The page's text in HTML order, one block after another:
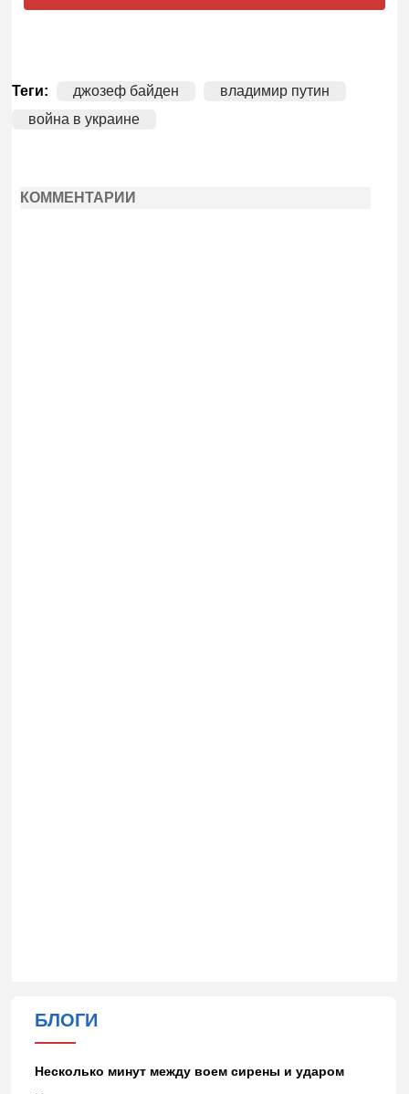
Теги: джозеф байден
владимир путин
война в украине
КОММЕНТАРИИ
БЛОГИ
Несколько минут между воем сирены и ударом